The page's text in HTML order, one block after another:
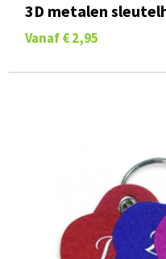
3D metalen
Vanaf € 2,95